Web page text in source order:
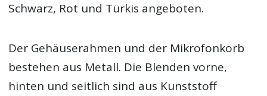
Schwarz, Rot und Türkis angeboten.
Der Gehäuserahmen und der Mikrofonkorb
bestehen aus Metall. Die Blenden vorne,
hinten und seitlich sind aus Kunststoff